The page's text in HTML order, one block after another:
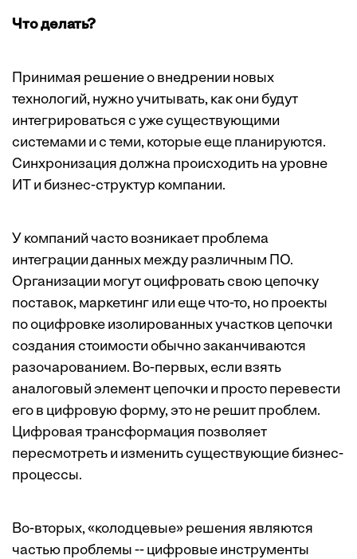
Что делать?
Принимая решение о внедрении новых
технологий, нужно учитывать, как они будут
интегрироваться с уже существующими
системами и с теми, которые еще планируются.
Синхронизация должна происходить на уровне
ИТ и бизнес-структур компании.
У компаний часто возникает проблема
интеграции данных между различным ПО.
Организации могут оцифровать свою цепочку
поставок, маркетинг или еще что-то, но проекты
по оцифровке изолированных участков цепочки
создания стоимости обычно заканчиваются
разочарованием. Во-первых, если взять
аналоговый элемент цепочки и просто перевести
его в цифровую форму, это не решит проблем.
Цифровая трансформация позволяет
пересмотреть и изменить существующие бизнес-
процессы.
Во-вторых, «колодцевые» решения являются
частью проблемы -- цифровые инструменты